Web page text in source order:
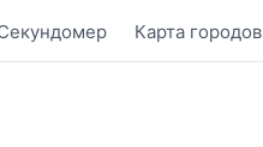
Карта городов